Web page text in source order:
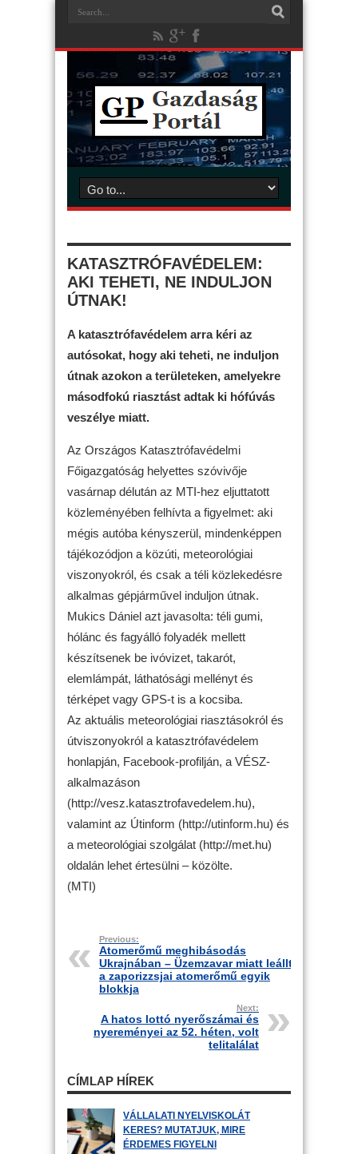
KATASZTRÓFAVÉDELEM:
AKI TEHETI, NE INDULJON
ÚTNAK!
A katasztrófavédelem arra kéri az
autósokat, hogy aki teheti, ne induljon
útnak azokon a területeken, amelyekre
másodfokú riasztást adtak ki hófúvás
veszélye miatt.
Az Országos Katasztrófavédelmi
Főigazgatóság helyettes szóvivője
vasárnap délután az MTI-hez eljuttatott
közleményében felhívta a figyelmet: aki
mégis autóba kényszerül, mindenképpen
tájékozódjon a közúti, meteorológiai
viszonyokról, és csak a téli közlekedésre
alkalmas gépjárművel induljon útnak.
Mukics Dániel azt javasolta: téli gumi,
hólánc és fagyálló folyadék mellett
készítsenek be ivóvizet, takarót,
elemlámpát, láthatósági mellényt és
térképet vagy GPS-t is a kocsiba.
Az aktuális meteorológiai riasztásokról és
útviszonyokról a katasztrófavédelem
honlapján, Facebook-profilján, a VÉSZ-
alkalmazáson
(http://vesz.katasztrofavedelem.hu),
valamint az Útinform (http://utinform.hu) és
a meteorológiai szolgálat (http://met.hu)
oldalán lehet értesülni – közölte.
(MTI)
Previous:
Atomerőmű meghibásodás
Ukrajnában – Üzemzavar miatt leállt
a zaporizzsjai atomerőmű egyik
blokkja
Next:
A hatos lottó nyerőszámai és
nyereményei az 52. héten, volt
telitalálat
CÍMLAP HÍREK
VÁLLALATI NYELVISKOLÁT
KERES? MUTATJUK, MIRE
ÉRDEMES FIGYELNI